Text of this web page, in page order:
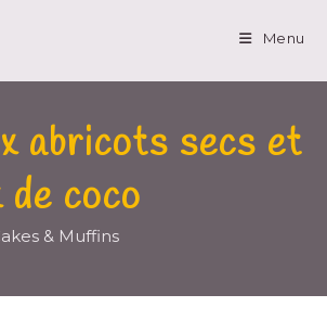
Menu
abricots secs et
coco
& Muffins